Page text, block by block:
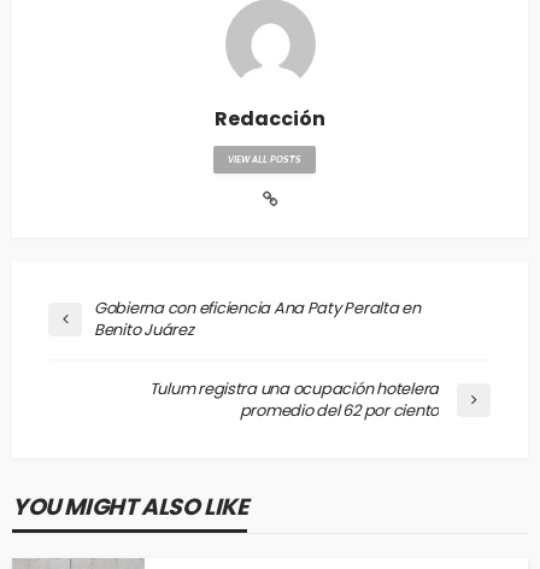
Redacción
VIEW ALL POSTS
Gobierna con eficiencia Ana Paty Peralta en
Benito Juárez
Tulum registra una ocupación hotelera
promedio del 62 por ciento
YOU MIGHT ALSO LIKE